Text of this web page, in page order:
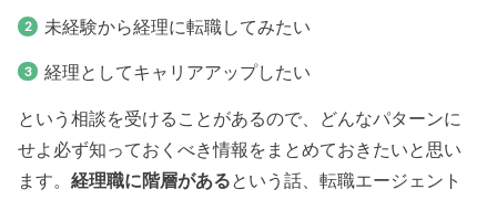
未経験から経理に転職してみたい
経理としてキャリアアップしたい
という相談を受けることがあるので、どんなパターンに
せよ必ず知っておくべき情報をまとめておきたいと思い
ます。経理職に階層があるという話、転職エージェント